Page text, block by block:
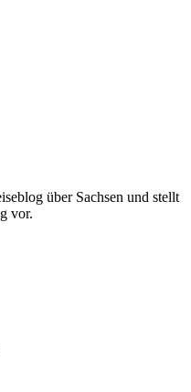
über Sachsen und stellt
vor.